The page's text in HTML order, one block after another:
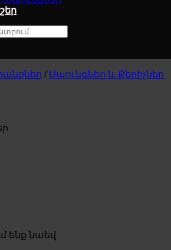
/ Սպունգներ և Քերիչներ
ենք նաեվ